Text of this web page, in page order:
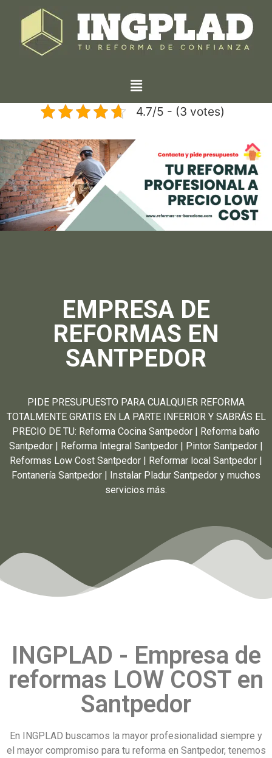
4.7/5 - (3 votes)
EMPRESA DE
REFORMAS EN
SANTPEDOR
PIDE PRESUPUESTO PARA CUALQUIER REFORMA
TOTALMENTE GRATIS EN LA PARTE INFERIOR Y SABRÁS EL
PRECIO DE TU: Reforma Cocina Santpedor | Reforma baño
Santpedor | Reforma Integral Santpedor | Pintor Santpedor |
Reformas Low Cost Santpedor | Reformar local Santpedor |
Fontanería Santpedor | Instalar Pladur Santpedor y muchos
servicios más.
INGPLAD - Empresa de
reformas LOW COST en
Santpedor
En INGPLAD buscamos la mayor profesionalidad siempre y
el mayor compromiso para tu reforma en Santpedor, tenemos